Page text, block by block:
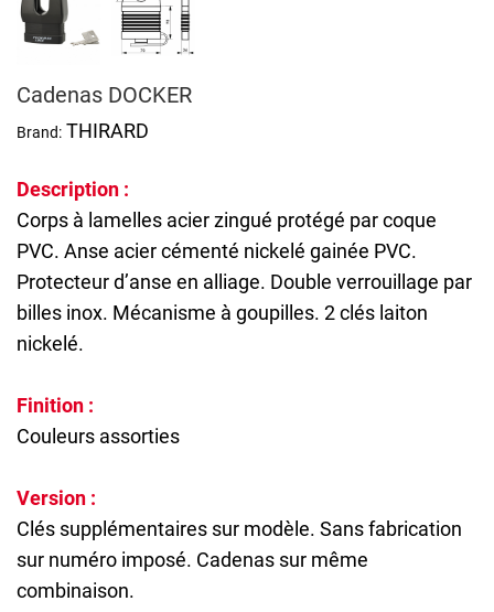
Cadenas DOCKER
Brand: THIRARD
Description :
Corps à lamelles acier zingué protégé par coque
PVC. Anse acier cémenté nickelé gainée PVC.
Protecteur d’anse en alliage. Double verrouillage par
billes inox. Mécanisme à goupilles. 2 clés laiton
nickelé.
Finition :
Couleurs assorties
Version :
Clés supplémentaires sur modèle. Sans fabrication
sur numéro imposé. Cadenas sur même
combinaison.